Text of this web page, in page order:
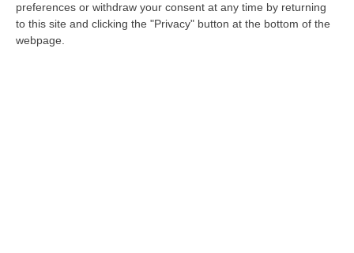
preferences or withdraw your consent at any time by returning
to this site and clicking the "Privacy" button at the bottom of the
webpage.
trasferimento
Pubblicato il: 22/11/22 – 17:32